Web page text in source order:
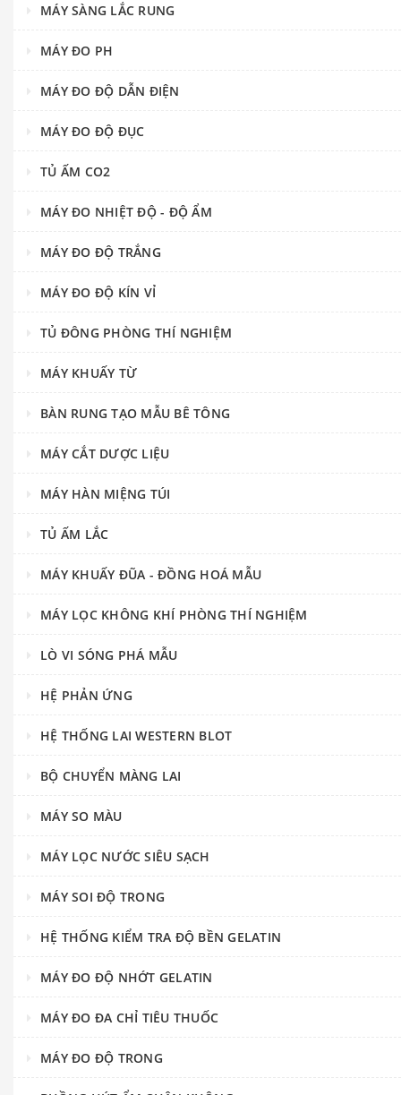
MÁY SÀNG LẮC RUNG
MÁY ĐO PH
MÁY ĐO ĐỘ DẪN ĐIỆN
MÁY ĐO ĐỘ ĐỤC
TỦ ẤM CO2
MÁY ĐO NHIỆT ĐỘ - ĐỘ ẨM
MÁY ĐO ĐỘ TRẮNG
MÁY ĐO ĐỘ KÍN VỈ
TỦ ĐÔNG PHÒNG THÍ NGHIỆM
MÁY KHUẤY TỪ
BÀN RUNG TẠO MẪU BÊ TÔNG
MÁY CẮT DƯỢC LIỆU
MÁY HÀN MIỆNG TÚI
TỦ ẤM LẮC
MÁY KHUẤY ĐŨA - ĐỒNG HOÁ MẪU
MÁY LỌC KHÔNG KHÍ PHÒNG THÍ NGHIỆM
LÒ VI SÓNG PHÁ MẪU
HỆ PHẢN ỨNG
HỆ THỐNG LAI WESTERN BLOT
BỘ CHUYỂN MÀNG LAI
MÁY SO MÀU
MÁY LỌC NƯỚC SIÊU SẠCH
MÁY SOI ĐỘ TRONG
HỆ THỐNG KIỂM TRA ĐỘ BỀN GELATIN
MÁY ĐO ĐỘ NHỚT GELATIN
MÁY ĐO ĐA CHỈ TIÊU THUỐC
MÁY ĐO ĐỘ TRONG